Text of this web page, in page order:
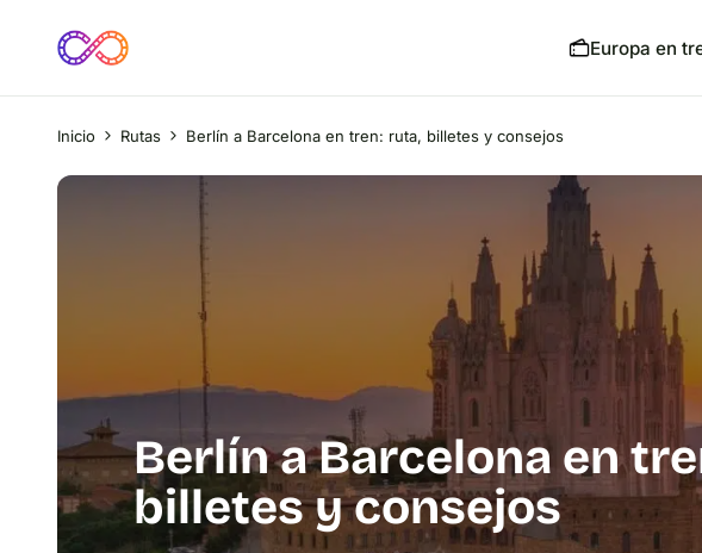
Europa en
Inicio Rutas Berlín a Barcelona en tren: ruta, billetes y consejos
Berlín a Barcelona en
billetes y consejos